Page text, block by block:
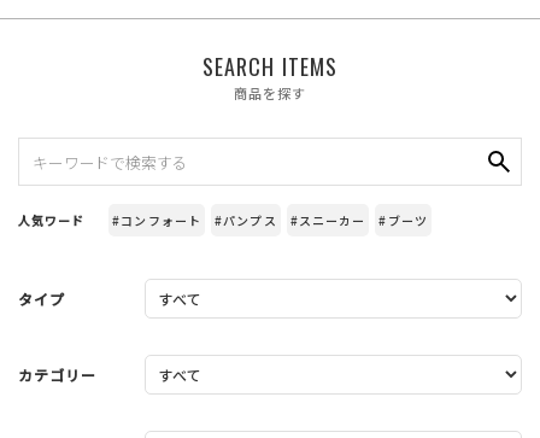
SEARCH ITEMS
商品を探す
人気ワード #コンフォート #パンプス #スニーカー #ブーツ
タイプ
カテゴリー